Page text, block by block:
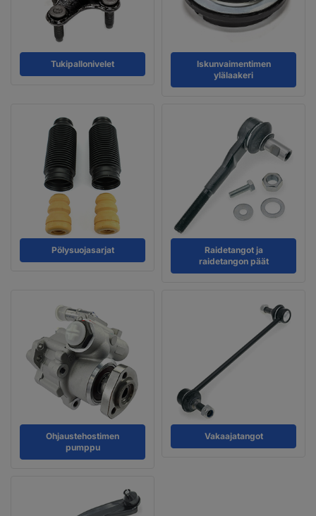
Tukipallonivelet
Iskunvaimentimen
ylälaakeri
Pölysuoja­sarjat
Raidetangot ja
raidetangon päät
Ohjaustehostimen
pumppu
Vakaajatangot